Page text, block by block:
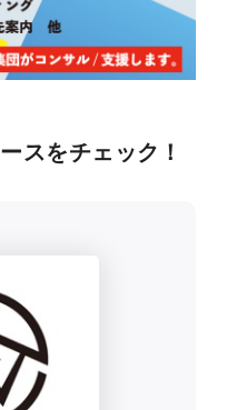
スをチェック！